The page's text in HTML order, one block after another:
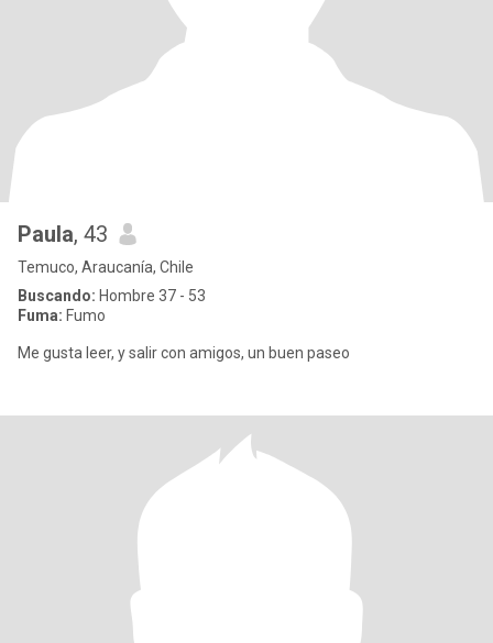
Paula, 43
Temuco, Araucanía, Chile
Buscando: Hombre 37 - 53
Fuma: Fumo
Me gusta leer, y salir con amigos, un buen paseo